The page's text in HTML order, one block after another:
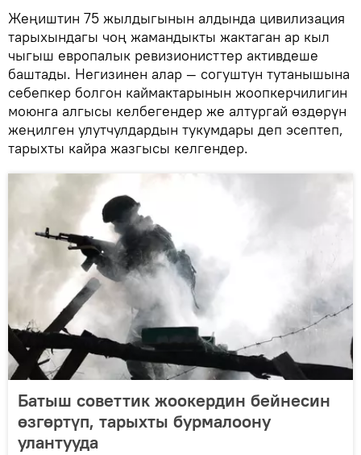
Жеңиштин 75 жылдыгынын алдында цивилизация
тарыхындагы чоң жамандыкты жактаган ар кыл
чыгыш европалык ревизионисттер активдеше
баштады. Негизинен алар — согуштун тутанышына
себепкер болгон каймактарынын жоопкерчилигин
моюнга алгысы келбегендер же алтургай өздөрүн
жеңилген улутчулдардын тукумдары деп эсептеп,
тарыхты кайра жазгысы келгендер.
Батыш советтик жоокердин бейнесин
өзгөртүп, тарыхты бурмалоону
улантууда